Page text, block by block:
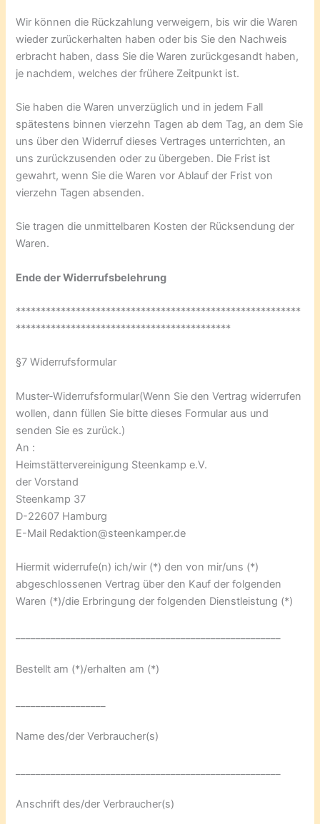
Wir können die Rückzahlung verweigern, bis wir die Waren
wieder zurückerhalten haben oder bis Sie den Nachweis
erbracht haben, dass Sie die Waren zurückgesandt haben,
je nachdem, welches der frühere Zeitpunkt ist.
Sie haben die Waren unverzüglich und in jedem Fall
spätestens binnen vierzehn Tagen ab dem Tag, an dem Sie
uns über den Widerruf dieses Vertrages unterrichten, an
uns zurückzusenden oder zu übergeben. Die Frist ist
gewahrt, wenn Sie die Waren vor Ablauf der Frist von
vierzehn Tagen absenden.
Sie tragen die unmittelbaren Kosten der Rücksendung der
Waren.
Ende der Widerrufsbelehrung
*********************************************************
*******************************************
§7 Widerrufsformular
Muster-Widerrufsformular(Wenn Sie den Vertrag widerrufen
wollen, dann füllen Sie bitte dieses Formular aus und
senden Sie es zurück.)
An :
Heimstättervereinigung Steenkamp e.V.
der Vorstand
Steenkamp 37
D-22607 Hamburg
E-Mail Redaktion@steenkamper.de
Hiermit widerrufe(n) ich/wir (*) den von mir/uns (*)
abgeschlossenen Vertrag über den Kauf der folgenden
Waren (*)/die Erbringung der folgenden Dienstleistung (*)
Bestellt am (*)/erhalten am (*)
Name des/der Verbraucher(s)
Anschrift des/der Verbraucher(s)